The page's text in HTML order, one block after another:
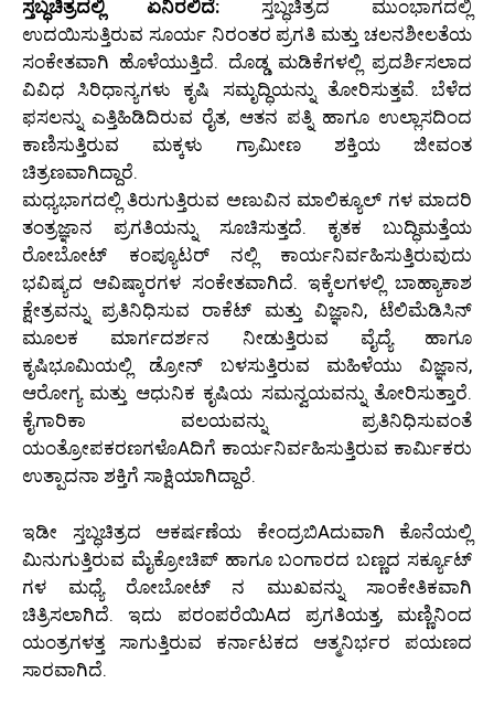
ಸ್ತಬ್ಧಚಿತ್ರದಲ್ಲಿ ಏನಿರಲಿದೆ: ಸ್ತಬ್ಧಚಿತ್ರದ ಮುಂಭಾಗದಲ್ಲಿ
ಉದಯಿಸುತ್ತಿರುವ ಸೂರ್ಯ ನಿರಂತರ ಪ್ರಗತಿ ಮತ್ತು ಚಲನಶೀಲತೆಯ
ಸಂಕೇತವಾಗಿ ಹೊಳೆಯುತ್ತಿದೆ. ದೊಡ್ಡ ಮಡಿಕೆಗಳಲ್ಲಿ ಪ್ರದರ್ಶಿಸಲಾದ
ವಿವಿಧ ಸಿರಿಧಾನ್ಯಗಳು ಕೃಷಿ ಸಮೃದ್ಧಿಯನ್ನು ತೋರಿಸುತ್ತವೆ. ಬೆಳೆದ
ಫಸಲನ್ನು ಎತ್ತಿಹಿಡಿದಿರುವ ರೈತ, ಆತನ ಪತ್ನಿ ಹಾಗೂ ಉಲ್ಲಾಸದಿಂದ
ಕಾಣಿಸುತ್ತಿರುವ ಮಕ್ಕಳು ಗ್ರಾಮೀಣ ಶಕ್ತಿಯ ಜೀವಂತ
ಚಿತ್ರಣವಾಗಿದ್ದಾರೆ.
ಮಧ್ಯಭಾಗದಲ್ಲಿ ತಿರುಗುತ್ತಿರುವ ಅಣುವಿನ ಮಾಲಿಕ್ಯೂಲ್ ಗಳ ಮಾದರಿ
ತಂತ್ರಜ್ಞಾನ ಪ್ರಗತಿಯನ್ನು ಸೂಚಿಸುತ್ತದೆ. ಕೃತಕ ಬುದ್ಧಿಮತ್ತೆಯ
ರೋಬೋಟ್ ಕಂಪ್ಯೂಟರ್ ನಲ್ಲಿ ಕಾರ್ಯನಿರ್ವಹಿಸುತ್ತಿರುವುದು
ಭವಿಷ್ಯದ ಆವಿಷ್ಕಾರಗಳ ಸಂಕೇತವಾಗಿದೆ. ಇಕ್ಕೆಲಗಳಲ್ಲಿ ಬಾಹ್ಯಾಕಾಶ
ಕ್ಷೇತ್ರವನ್ನು ಪ್ರತಿನಿಧಿಸುವ ರಾಕೆಟ್ ಮತ್ತು ವಿಜ್ಞಾನಿ, ಟೆಲಿಮೆಡಿಸಿನ್
ಮೂಲಕ ಮಾರ್ಗದರ್ಶನ ನೀಡುತ್ತಿರುವ ವೈದ್ಯೆ ಹಾಗೂ
ಕೃಷಿಭೂಮಿಯಲ್ಲಿ ಡ್ರೋನ್ ಬಳಸುತ್ತಿರುವ ಮಹಿಳೆಯು ವಿಜ್ಞಾನ,
ಆರೋಗ್ಯ ಮತ್ತು ಆಧುನಿಕ ಕೃಷಿಯ ಸಮನ್ವಯವನ್ನು ತೋರಿಸುತ್ತಾರೆ.
ಕೈಗಾರಿಕಾ ವಲಯವನ್ನು ಪ್ರತಿನಿಧಿಸುವಂತೆ
ಯಂತ್ರೋಪಕರಣಗಳೊAದಿಗೆ ಕಾರ್ಯನಿರ್ವಹಿಸುತ್ತಿರುವ ಕಾರ್ಮಿಕರು
ಉತ್ಪಾದನಾ ಶಕ್ತಿಗೆ ಸಾಕ್ಷಿಯಾಗಿದ್ದಾರೆ.
ಇಡೀ ಸ್ತಬ್ಧಚಿತ್ರದ ಆಕರ್ಷಣೆಯ ಕೇಂದ್ರಬಿAದುವಾಗಿ ಕೊನೆಯಲ್ಲಿ
ಮಿನುಗುತ್ತಿರುವ ಮೈಕ್ರೋಚಿಪ್ ಹಾಗೂ ಬಂಗಾರದ ಬಣ್ಣದ ಸರ್ಕ್ಯೂಟ್
ಗಳ ಮಧ್ಯೆ ರೋಬೋಟ್ ನ ಮುಖವನ್ನು ಸಾಂಕೇತಿಕವಾಗಿ
ಚಿತ್ರಿಸಲಾಗಿದೆ. ಇದು ಪರಂಪರೆಯಿAದ ಪ್ರಗತಿಯತ್ತ, ಮಣ್ಣಿನಿಂದ
ಯಂತ್ರಗಳತ್ತ ಸಾಗುತ್ತಿರುವ ಕರ್ನಾಟಕದ ಆತ್ಮನಿರ್ಭರ ಪಯಣದ
ಸಾರವಾಗಿದೆ.